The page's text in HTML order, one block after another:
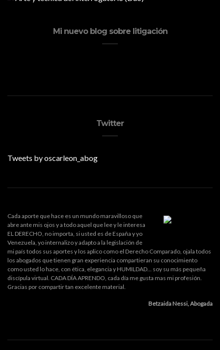
Mi nuevo blog sobre litigación
Twitter
Tweets by oscarleon_abog
Cada aporte que hace es un mundo maravilloso que
abre ante mis ojos y a todo aquel que lee y le interesa
EL DERECHO, no importa, si usted es de España y yo
Venezuela, yo internalizo y adapto a la legislación de
mi país todos sus aportes y los aplico como el Derecho Comparado, ojala todos
los abogados que tienen gran experiencia compartieran su conocimiento
como usted lo hace, con ética, elegancia y HUMILDAD... soy su más pequeña
discípula virtual. CADA DÍA APRENDO, cada día me gusta mas mi profesión.
Gracias por compartir tan excelente material.
Betzaida Nessi, Abogada